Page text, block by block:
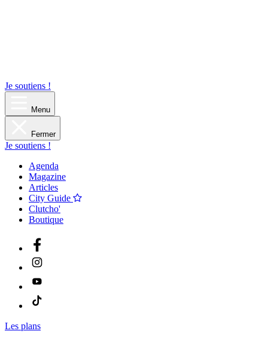
Je soutiens !
Menu
Fermer
Je soutiens !
Agenda
Magazine
Articles
City Guide
Clutcho'
Boutique
Les plans